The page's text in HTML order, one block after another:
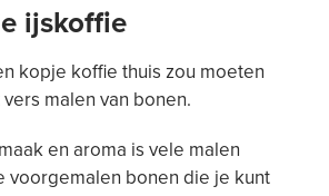
ijskoffie
kopje koffie thuis zou moeten
malen van bonen.
en aroma is vele malen
voorgemalen bonen die je kunt